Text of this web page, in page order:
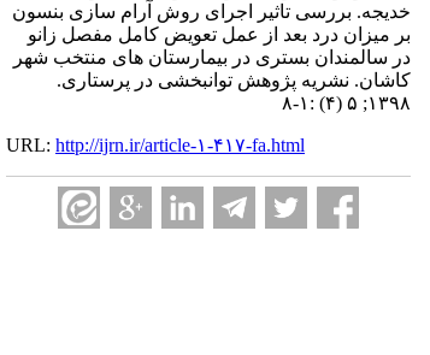
خدیجه. بررسی تاثیر اجرای روش آرام سازی بنسون
بر میزان درد بعد از عمل تعویض کامل مفصل زانو
در سالمندان بستری در بیمارستان های منتخب شهر
کاشان. نشریه پژوهش توانبخشی در پرستاری.
۱۳۹۸; ۵ (۴) :۱-۸
URL: http://ijrn.ir/article-۱-۴۱۷-fa.html